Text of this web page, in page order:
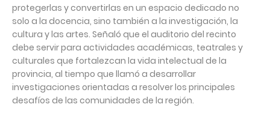
protegerlas y convertirlas en un espacio dedicado no
solo a la docencia, sino también a la investigación, la
cultura y las artes. Señaló que el auditorio del recinto
debe servir para actividades académicas, teatrales y
culturales que fortalezcan la vida intelectual de la
provincia, al tiempo que llamó a desarrollar
investigaciones orientadas a resolver los principales
desafíos de las comunidades de la región.